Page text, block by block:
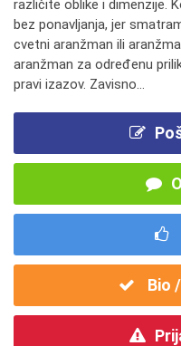
različite oblike i dimenzije.
bez ponavljanja, jer
cvetni aranžman ili
aranžman za određenu
pravi izazov. Zavisno...
Bio